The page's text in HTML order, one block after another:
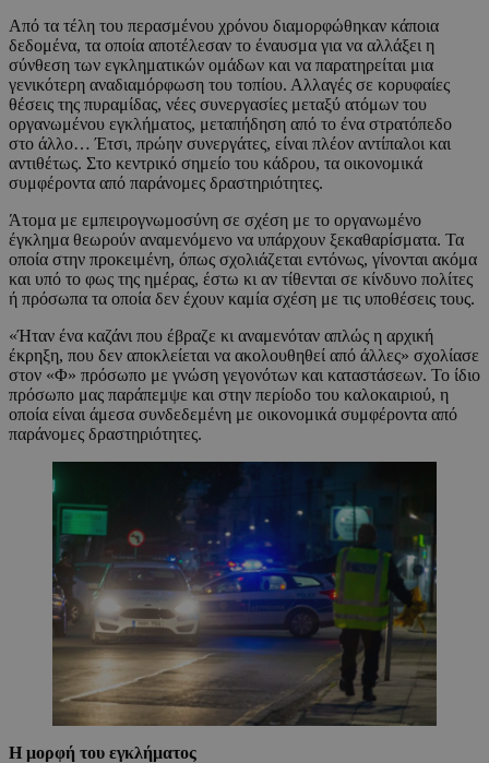
Από τα τέλη του περασμένου χρόνου διαμορφώθηκαν κάποια
δεδομένα, τα οποία αποτέλεσαν το έναυσμα για να αλλάξει η
σύνθεση των εγκληματικών ομάδων και να παρατηρείται μια
γενικότερη αναδιαμόρφωση του τοπίου. Αλλαγές σε κορυφαίες
θέσεις της πυραμίδας, νέες συνεργασίες μεταξύ ατόμων του
οργανωμένου εγκλήματος, μεταπήδηση από το ένα στρατόπεδο
στο άλλο… Έτσι, πρώην συνεργάτες, είναι πλέον αντίπαλοι και
αντιθέτως. Στο κεντρικό σημείο του κάδρου, τα οικονομικά
συμφέροντα από παράνομες δραστηριότητες.
Άτομα με εμπειρογνωμοσύνη σε σχέση με το οργανωμένο
έγκλημα θεωρούν αναμενόμενο να υπάρχουν ξεκαθαρίσματα. Τα
οποία στην προκειμένη, όπως σχολιάζεται εντόνως, γίνονται ακόμα
και υπό το φως της ημέρας, έστω κι αν τίθενται σε κίνδυνο πολίτες
ή πρόσωπα τα οποία δεν έχουν καμία σχέση με τις υποθέσεις τους.
«Ήταν ένα καζάνι που έβραζε κι αναμενόταν απλώς η αρχική
έκρηξη, που δεν αποκλείεται να ακολουθηθεί από άλλες» σχολίασε
στον «Φ» πρόσωπο με γνώση γεγονότων και καταστάσεων. Το ίδιο
πρόσωπο μας παράπεμψε και στην περίοδο του καλοκαιριού, η
οποία είναι άμεσα συνδεδεμένη με οικονομικά συμφέροντα από
παράνομες δραστηριότητες.
Η μορφή του εγκλήματος